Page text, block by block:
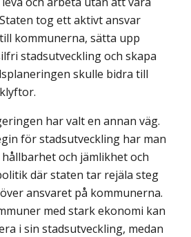
tog ett aktivt ansvar
kommunerna, sätta upp
stads­utveckling och skapa
skulle bidra till
har valt en annan väg.
för stads­utveckling har man
och jämlikhet och
där staten tar rejäla steg
ansvaret på kommunerna.
med stark ekonomi kan
i sin stadsutveckling, medan